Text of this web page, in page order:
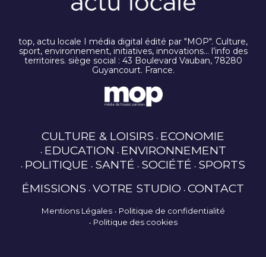
top, actu locale I média digital édité par "MOP". Culture,
sport, environnement, initiatives, innovations… l’info des
territoires. siège social : 43 Boulevard Vauban, 78280
Guyancourt. France.
CULTURE & LOISIRS ECONOMIE
EDUCATION ENVIRONNEMENT
POLITIQUE SANTÉ SOCIÉTÉ SPORTS
ÉMISSIONS VOTRE STUDIO CONTACT
Mentions Légales
Politique de confidentialité
Politique des cookies